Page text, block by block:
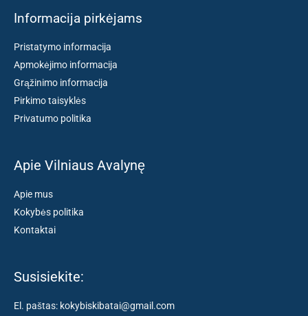
Informacija pirkėjams
Pristatymo informacija
Apmokėjimo informacija
Grąžinimo informacija
Pirkimo taisyklės
Privatumo politika
Apie Vilniaus Avalynę
Apie mus
Kokybės politika
Kontaktai
Susisiekite:
El. paštas: kokybiskibatai@gmail.com